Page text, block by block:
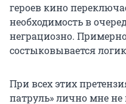
героев кино
необходимость в
неграциозно.
состыковывается
При всех этих
патруль» лично мне не